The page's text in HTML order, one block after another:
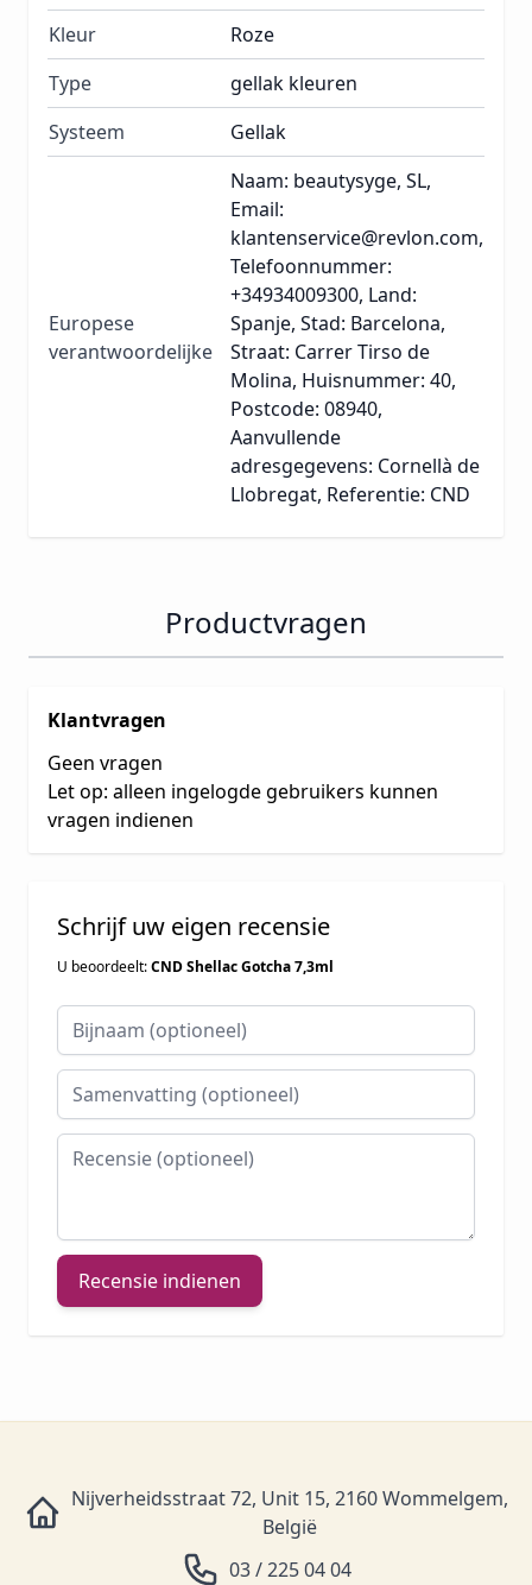
Kleur
Roze
Type
gellak kleuren
Systeem
Gellak
Europese
verantwoordelijke
Naam: beautysyge, SL,
Email:
klantenservice@revlon.com,
Telefoonnummer:
+34934009300, Land:
Spanje, Stad: Barcelona,
Straat: Carrer Tirso de
Molina, Huisnummer: 40,
Postcode: 08940,
Aanvullende
adresgegevens: Cornellà de
Llobregat, Referentie: CND
Productvragen
Klantvragen
Geen vragen
Let op: alleen ingelogde gebruikers kunnen
vragen indienen
Schrijf uw eigen recensie
U beoordeelt:CND Shellac Gotcha 7,3ml
Bijnaam
Samenvatting
Recensie
Recensie indienen
Nijverheidsstraat 72, Unit 15, 2160 Wommelgem,
België
03 / 225 04 04